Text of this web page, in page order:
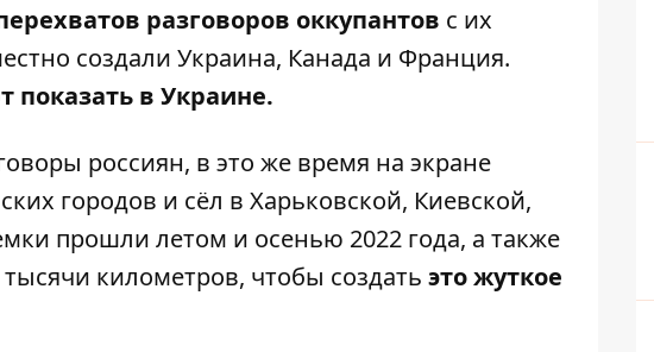
разговоров оккупантов с их
создали Украина, Канада и Франция.
в Украине.
россиян, в это же время на экране
городов и сёл в Харьковской, Киевской,
прошли летом и осенью 2022 года, а также
километров, чтобы создать это жуткое